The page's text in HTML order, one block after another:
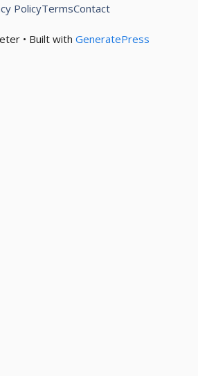
• Built with GeneratePress
PolicyTermsContact